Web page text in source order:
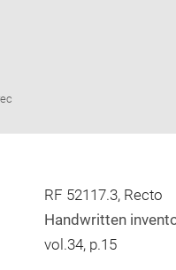
new
RF 52117.3, Recto
Handwritten
vol.34, p.15